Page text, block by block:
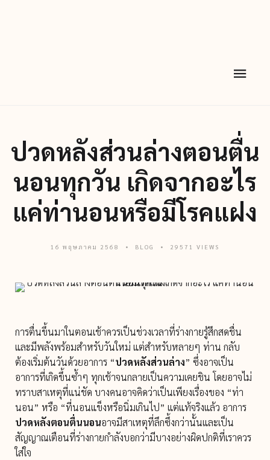
ปวดหลังส่วนล่างตอนตื่น
นอนทุกวัน เกิดจากอะไร
แค่ท่านอนหรือมีโรคแฝง
16 พฤษภาคม 2568 BLOG 29571 VIEWS
การตื่นขึ้นมาในตอนเช้าควรเป็นช่วงเวลาที่ร่างกายรู้สึกสดชื่น
และมีพลังพร้อมสำหรับวันใหม่ แต่สำหรับหลายๆ ท่าน กลับ
ต้องเริ่มต้นวันด้วยอาการ “ปวดหลังส่วนล่าง” ซึ่งอาจเป็น
อาการที่เกิดขึ้นซ้ำๆ ทุกเช้าจนกลายเป็นความเคยชิน โดยอาจไม่
ทราบสาเหตุที่แน่ชัด บางคนอาจคิดว่าเป็นเพียงเรื่องของ “ท่า
นอน” หรือ “ที่นอนแข็งหรือนิ่มเกินไป” แต่แท้จริงแล้ว อาการ
ปวดหลังตอนตื่นนอนอาจมีสาเหตุที่ลึกซึ้งกว่านั้นและเป็น
สัญญาณเตือนที่ร่างกายกำลังบอกว่ามีบางอย่างผิดปกติที่เราควร
ใส่ใจ